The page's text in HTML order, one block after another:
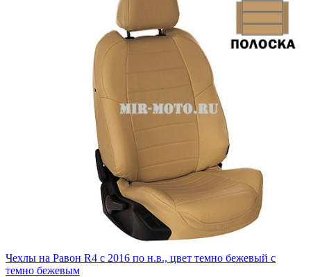
Чехлы на Равон R4 с 2016 по н.в., цвет темно бежевый с
темно бежевым